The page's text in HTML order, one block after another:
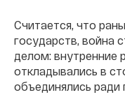
Считается, что
государств, война
делом: внутренние
откладывались в
объединялись ради